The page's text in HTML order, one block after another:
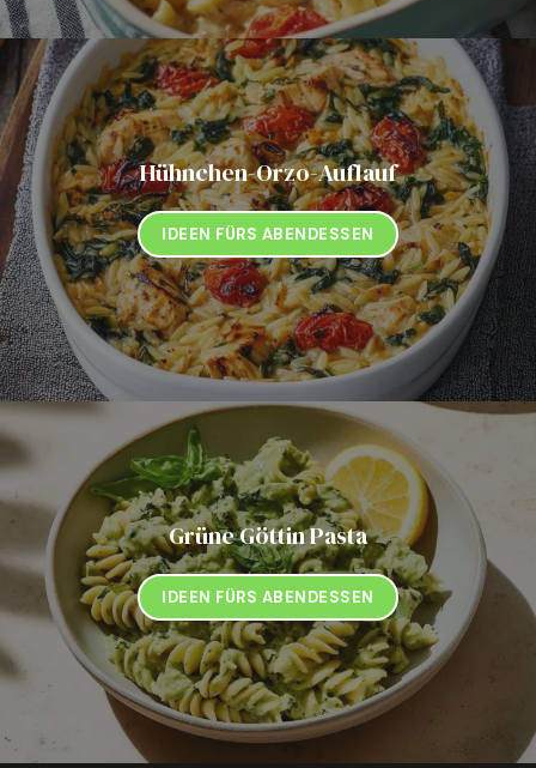
Hühnchen-Orzo-Auflauf
IDEEN FÜRS ABENDESSEN
Grüne Göttin Pasta
IDEEN FÜRS ABENDESSEN